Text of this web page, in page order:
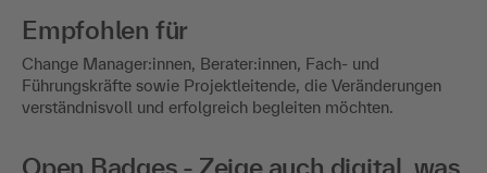
Empfohlen für
Change Manager:innen, Berater:innen, Fach- und
Führungskräfte sowie Projektleitende, die Veränderungen
verständnisvoll und erfolgreich begleiten möchten.
Open Badges - Zeige auch digital, was